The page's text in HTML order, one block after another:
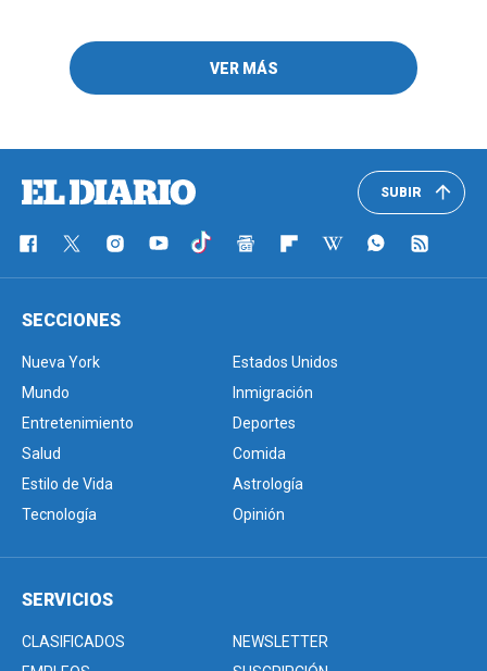
VER MÁS
SUBIR
SECCIONES
Nueva York
Estados Unidos
Mundo
Inmigración
Entretenimiento
Deportes
Salud
Comida
Estilo de Vida
Astrología
Tecnología
Opinión
SERVICIOS
CLASIFICADOS
NEWSLETTER